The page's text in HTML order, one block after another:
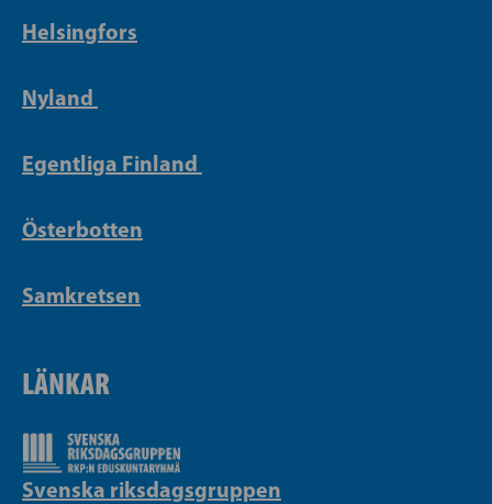
Helsingfors
Nyland
Egentliga Finland
Österbotten
Samkretsen
LÄNKAR
Svenska riksdagsgruppen